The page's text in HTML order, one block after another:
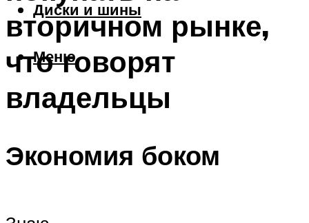
Диски и шины
Меню
вторичном рынке,
что говорят
владельцы
Экономия боком